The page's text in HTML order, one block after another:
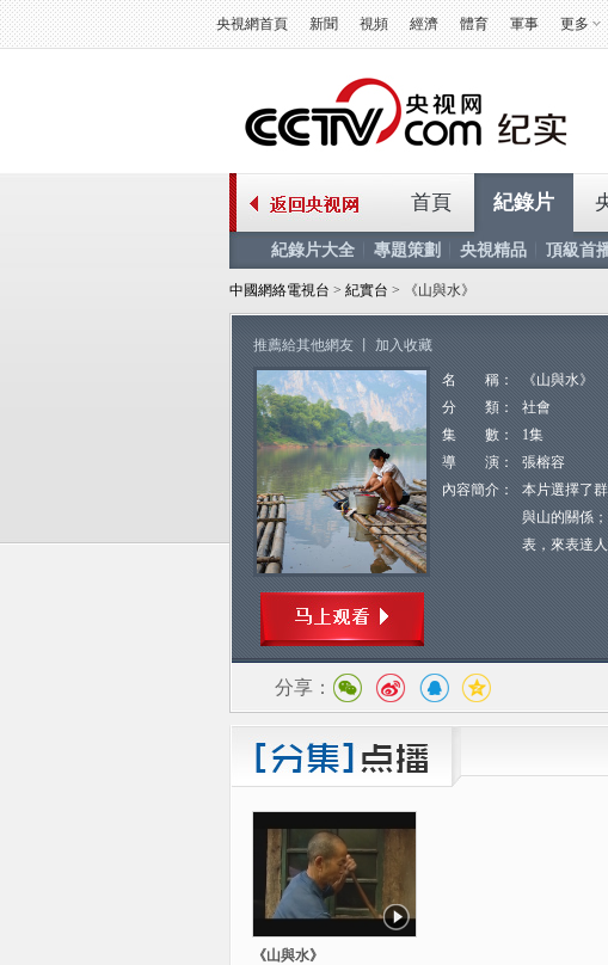
央視網首頁 新聞 視頻 經濟 體育 軍事 更多
首頁 紀錄片
紀錄片大全 專題策劃 央視精品 頂級首
中國網絡電視台 > 紀實台 > 《山與水》
推薦給其他網友 加入收藏
名 稱：
《山與水》
分 類：
社會
集 數：
1集
導 演：
張榕容
內容簡介：
本片選擇了
與山的關係
表，來表達
分享：
《山與水》